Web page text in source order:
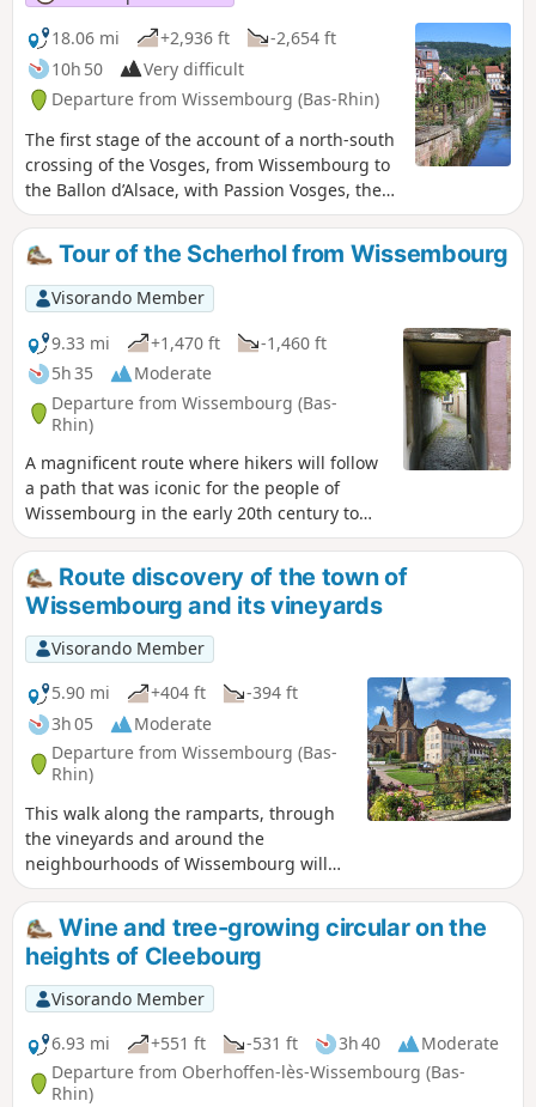
18.06 mi
+2,936 ft
-2,654 ft
10h 50
Very difficult
Departure from Wissembourg (Bas-Rhin)
The first stage of the account of a north-south
crossing of the Vosges, from Wissembourg to
the Ballon d’Alsace, with Passion Vosges, the
magazine dedicated to hiking. This stage is
recounted by Franck Buchy in Passion Vosges.
Tour of the Scherhol from Wissembourg
Visorando Member
9.33 mi
+1,470 ft
-1,460 ft
5h 35
Moderate
Departure from Wissembourg (Bas-
Rhin)
A magnificent route where hikers will follow
a path that was iconic for the people of
Wissembourg in the early 20th century to
reach the old Scherhol Tower. Return by
descending the slope towards the Lauter
Valley and a visit to the town of
Wissembourg.
Route discovery of the town of
Wissembourg and its vineyards
Visorando Member
5.90 mi
+404 ft
-394 ft
3h 05
Moderate
Departure from Wissembourg (Bas-
Rhin)
This walk along the ramparts, through
the vineyards and around the
neighbourhoods of Wissembourg will
take you past more than 70 houses built
before 1700 and the imposing St. Peter
and St. Paul Church. The town's origins
date back to themid-7thcentury when
Benedictine monks founded an abbey,
St-Pierre-et-Paul, on an island in the
Lauter. The town has miraculously
emerged unscathed from a history
punctuated by sieges, disasters and
Wine and tree-growing circular on the
heights of Cleebourg
Visorando Member
6.93 mi
+551 ft -531 ft 3h 40
Moderate
Departure from Oberhoffen-lès-Wissembourg (Bas-
Rhin)